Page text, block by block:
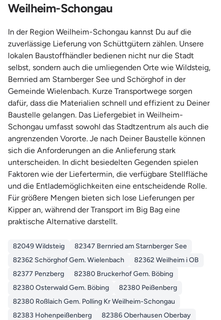
Weilheim-Schongau
In der Region Weilheim-Schongau kannst Du auf die
zuverlässige Lieferung von Schüttgütern zählen. Unsere
lokalen Baustoffhändler bedienen nicht nur die Stadt
selbst, sondern auch die umliegenden Orte wie Wildsteig,
Bernried am Starnberger See und Schörghof in der
Gemeinde Wielenbach. Kurze Transportwege sorgen
dafür, dass die Materialien schnell und effizient zu Deiner
Baustelle gelangen. Das Liefergebiet in Weilheim-
Schongau umfasst sowohl das Stadtzentrum als auch die
angrenzenden Vororte. Je nach Deiner Baustelle können
sich die Anforderungen an die Anlieferung stark
unterscheiden. In dicht besiedelten Gegenden spielen
Faktoren wie der Liefertermin, die verfügbare Stellfläche
und die Entlademöglichkeiten eine entscheidende Rolle.
Für größere Mengen bieten sich lose Lieferungen per
Kipper an, während der Transport im Big Bag eine
praktische Alternative darstellt.
82049 Wildsteig
82347 Bernried am Starnberger See
82362 Schörghof Gem. Wielenbach
82362 Weilheim i OB
82377 Penzberg
82380 Bruckerhof Gem. Böbing
82380 Osterwald Gem. Böbing
82380 Peißenberg
82380 Roßlaich Gem. Polling Kr Weilheim-Schongau
82383 Hohenpeißenberg
82386 Oberhausen Oberbay